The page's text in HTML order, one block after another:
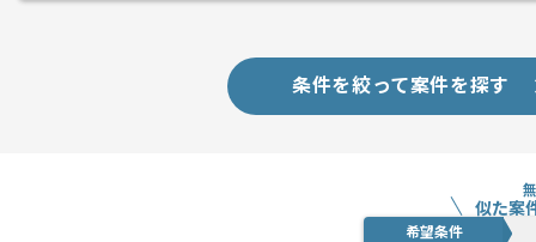
条件を絞って案件を探す
似た案
希望条件